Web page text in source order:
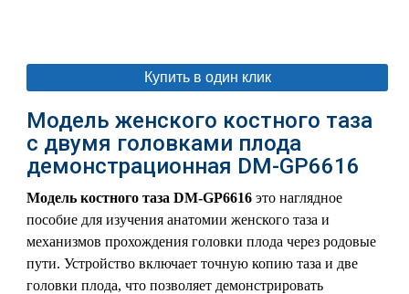
Купить в один клик
Модель женского костного таза
с двумя головками плода
демонстрационная DM-GP6616
Модель костного таза DM-GP6616это наглядное
пособие для изучения анатомии женского таза и
механизмов прохождения головки плода через родовые
пути. Устройство включает точную копию таза и две
головки плода, что позволяет демонстрировать